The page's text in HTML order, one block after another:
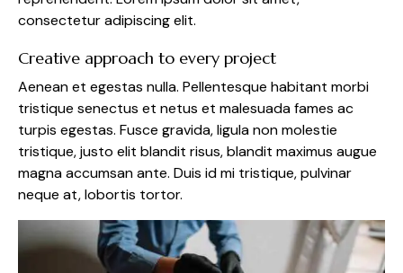
consectetur adipiscing elit.
Creative approach to every project
Aenean et egestas nulla. Pellentesque habitant morbi
tristique senectus et netus et malesuada fames ac
turpis egestas. Fusce gravida, ligula non molestie
tristique, justo elit blandit risus, blandit maximus augue
magna accumsan ante. Duis id mi tristique, pulvinar
neque at, lobortis tortor.